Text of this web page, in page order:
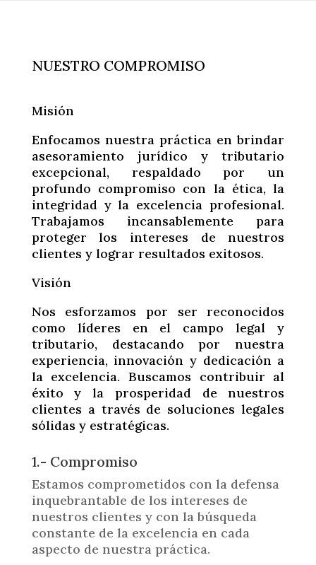
NUESTRO COMPROMISO
Misión
Enfocamos nuestra práctica en brindar
asesoramiento jurídico y tributario
excepcional, respaldado por un
profundo compromiso con la ética, la
integridad y la excelencia profesional.
Trabajamos incansablemente para
proteger los intereses de nuestros
clientes y lograr resultados exitosos.
Visión
Nos esforzamos por ser reconocidos
como líderes en el campo legal y
tributario, destacando por nuestra
experiencia, innovación y dedicación a
la excelencia. Buscamos contribuir al
éxito y la prosperidad de nuestros
clientes a través de soluciones legales
sólidas y estratégicas.
1.- Compromiso
Estamos comprometidos con la defensa
inquebrantable de los intereses de
nuestros clientes y con la búsqueda
constante de la excelencia en cada
aspecto de nuestra práctica.